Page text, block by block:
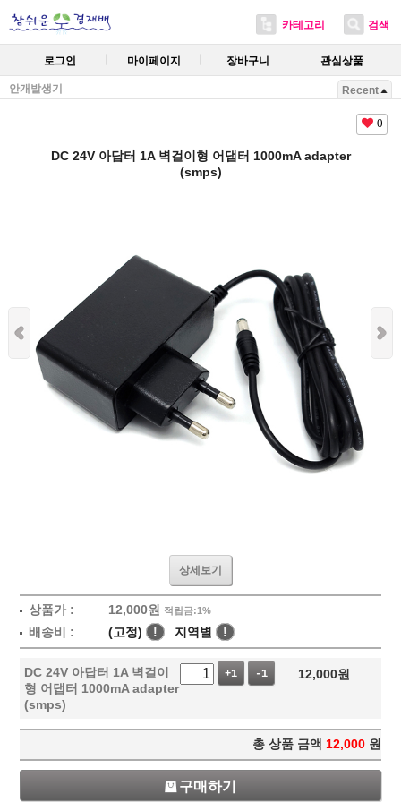
카테고리 검색
로그인 마이페이지 장바구니 관심상품
안개발생기 Recent
0
DC 24V 아답터 1A 벽걸이형 어댑터 1000mA adapter
(smps)
상세보기
상품가 : 12,000원 적립금:1%
배송비 : (고정) ! 지역별 !
DC 24V 아답터 1A 벽걸이
형 어댑터 1000mA adapter
(smps)
+1 -1 12,000원
총 상품 금액 12,000 원
구매하기